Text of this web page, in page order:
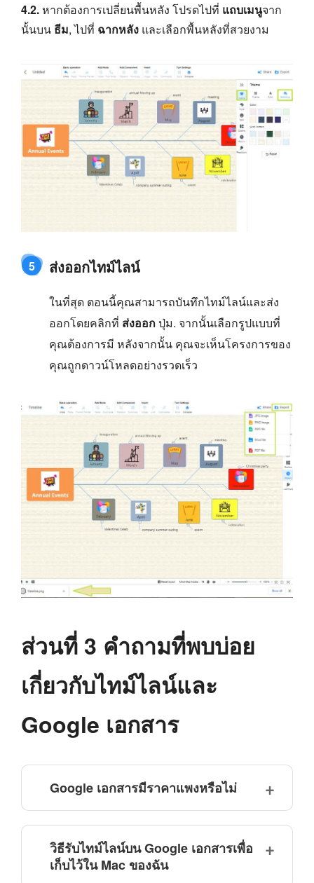
4.2.หากต้องการเปลี่ยนพื้นหลัง โปรดไปที่ แถบเมนูจาก
นั้นบน ธีม, ไปที่ ฉากหลัง และเลือกพื้นหลังที่สวยงาม
5 ส่งออกไทม์ไลน์
ในที่สุด ตอนนี้คุณสามารถบันทึกไทม์ไลน์และส่ง
ออกโดยคลิกที่ ส่งออกปุ่ม. จากนั้นเลือกรูปแบบที่
คุณต้องการมี หลังจากนั้น คุณจะเห็นโครงการของ
คุณถูกดาวน์โหลดอย่างรวดเร็ว
ส่วนที่ 3 คำถามที่พบบ่อย
เกี่ยวกับไทม์ไลน์และ
Google เอกสาร
Google เอกสารมีราคาแพงหรือไม่
วิธีรับไทม์ไลน์บน Google เอกสารเพื่อ
เก็บไว้ใน Mac ของฉัน